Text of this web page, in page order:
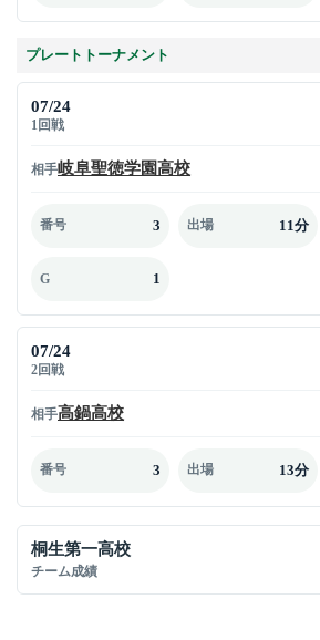
プレートトーナメント
07/24
1回戦
相手岐阜聖徳学園高校
番号 3 出場 11分
G 1
07/24
2回戦
相手高鍋高校
番号 3 出場 13分
桐生第一高校
チーム成績